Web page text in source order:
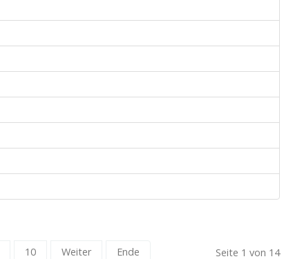
Seite 1 von 14
10 Weiter Ende